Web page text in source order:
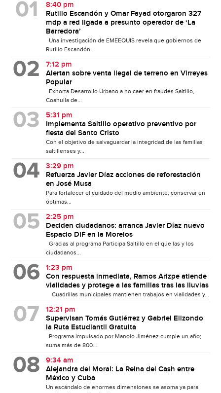
8:40 pm
Rutilio Escandón y Omar Fayad otorgaron 327
mdp a red ligada a presunto operador de ‘La
Barredora’
Una investigación de EMEEQUIS revela que gobiernos de
Rutilio Escandón...
7:12 pm
Alertan sobre venta ilegal de terreno en Virreyes
Popular
Exhorta Desarrollo Urbano a no caer en fraudes Saltillo,
Coahuila de...
5:31 pm
Implementa Saltillo operativo preventivo por
fiesta del Santo Cristo
Con el objetivo de salvaguardar la integridad de las familias
saltillenses y...
3:29 pm
Refuerza Javier Díaz acciones de reforestación
en José Musa
Para fortalecer el cuidado del medio ambiente, conservar en
óptimas...
2:25 pm
Deciden ciudadanos: arranca Javier Díaz nuevo
Espacio DIF en la Morelos
Gracias al programa Participa Saltillo en el que las y los
ciudadanos...
1:23 pm
Con respuesta inmediata, Ramos Arizpe atiende
vialidades y protege a las familias tras las lluvias
Cuadrillas municipales mantienen trabajos en vialidades y...
12:21 pm
Supervisan Tomás Gutiérrez y Gabriel Elizondo
la Ruta Estudiantil Gratuita
Programa impulsado por Manolo Jiménez cumple un año;
suma más de 800...
9:34 am
Alejandra del Moral: La Reina del Cash entre
México y Cuba
Un escándalo de enormes dimensiones se asoma ya para